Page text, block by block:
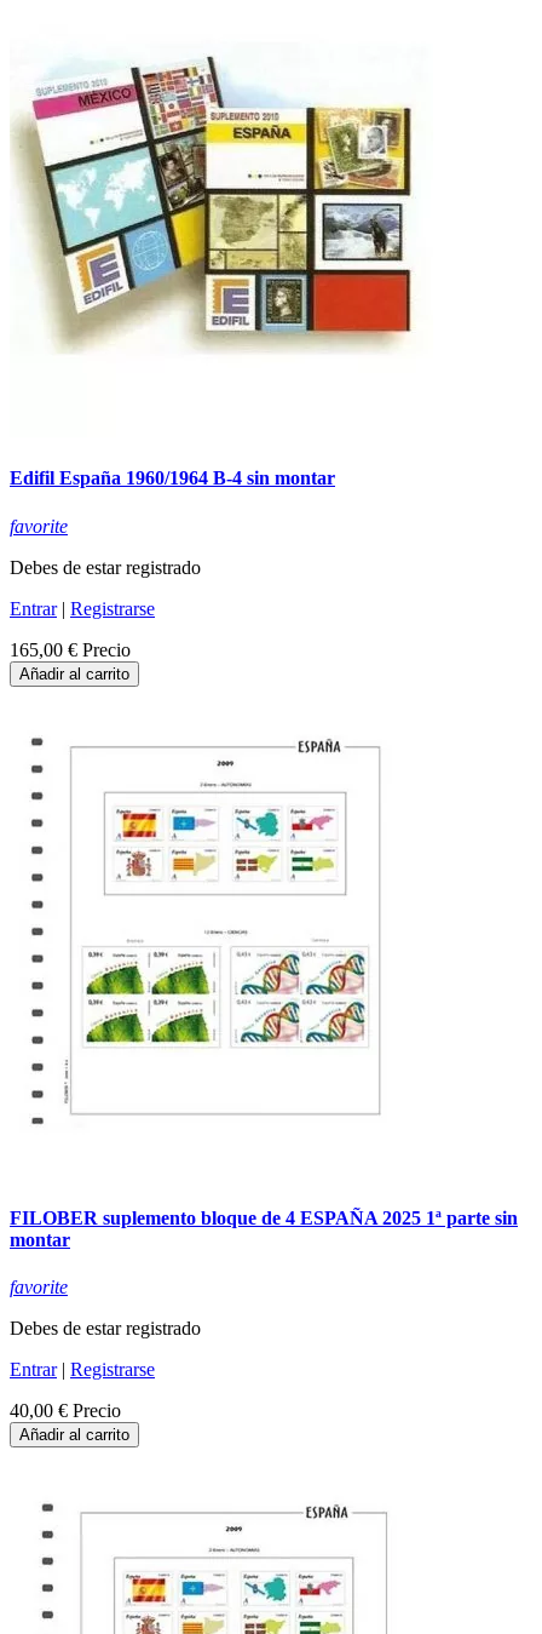
Edifil España 1960/1964 B-4 sin montar
favorite
Debes de estar registrado
Entrar| Registrarse
165,00 € Precio
Añadir al carrito
FILOBER suplemento bloque de 4 ESPAÑA 2025 1ª parte sin
montar
favorite
Debes de estar registrado
Entrar| Registrarse
40,00 € Precio
Añadir al carrito